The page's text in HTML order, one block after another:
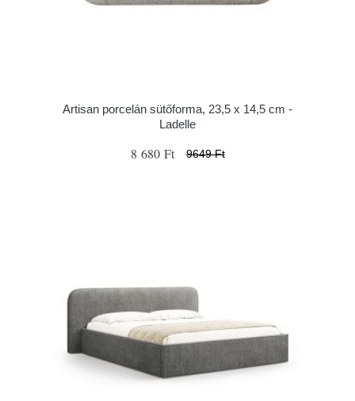
Artisan porcelán sütőforma, 23,5 x 14,5 cm -
Ladelle
8 680 Ft 9649 Ft